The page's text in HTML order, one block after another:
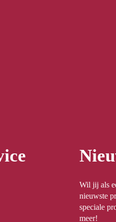
Wil jij als
nieuwste
speciale
meer!